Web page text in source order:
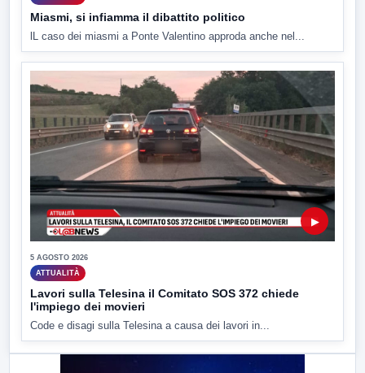
Miasmi, si infiamma il dibattito politico
lL caso dei miasmi a Ponte Valentino approda anche nel...
▶
5 AGOSTO 2026
ATTUALITÀ
Lavori sulla Telesina il Comitato SOS 372 chiede
l'impiego dei movieri
Code e disagi sulla Telesina a causa dei lavori in...